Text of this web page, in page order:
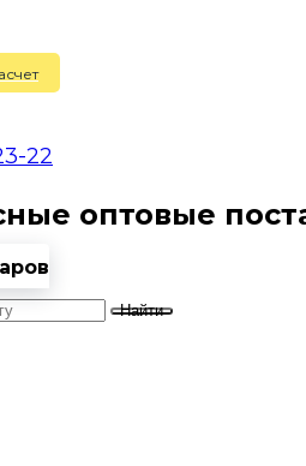
22
оптовые
Найти